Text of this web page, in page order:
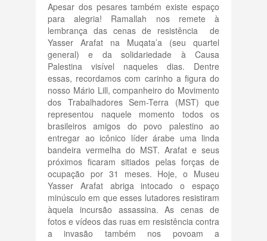
Apesar dos pesares também existe espaço
para alegria! Ramallah nos remete à
lembrança das cenas de resistência de
Yasser Arafat na Muqata’a (seu quartel
general) e da solidariedade à Causa
Palestina visível naqueles dias. Dentre
essas, recordamos com carinho a figura do
nosso Mário Lill, companheiro do Movimento
dos Trabalhadores Sem-Terra (MST) que
representou naquele momento todos os
brasileiros amigos do povo palestino ao
entregar ao icônico líder árabe uma linda
bandeira vermelha do MST. Arafat e seus
próximos ficaram sitiados pelas forças de
ocupação por 31 meses. Hoje, o Museu
Yasser Arafat abriga intocado o espaço
minúsculo em que esses lutadores resistiram
àquela incursão assassina. As cenas de
fotos e vídeos das ruas em resistência contra
a invasão também nos povoam a